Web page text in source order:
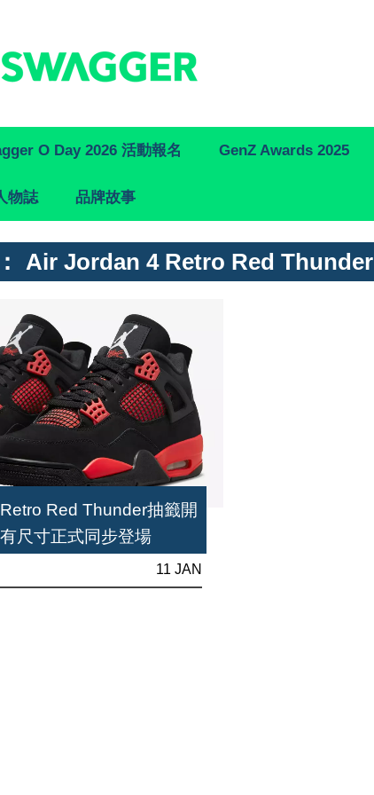
O Day 2026 活動報名 GenZ Awards 2025
物誌 品牌故事
Air Jordan 4 Retro Red Thunder
Red Thunder抽籤開
尺寸正式同步登場
11 JAN